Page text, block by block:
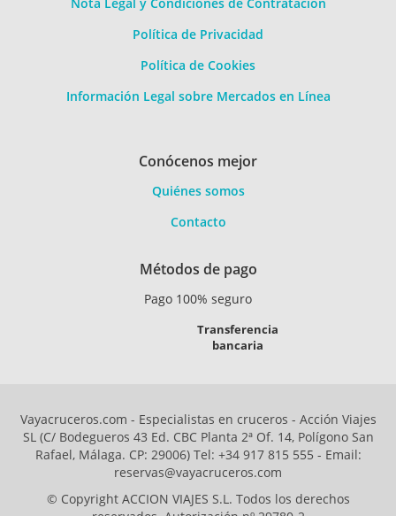
Política de Privacidad
Política de Cookies
Información Legal sobre Mercados en Línea
Conócenos mejor
Quiénes somos
Contacto
Métodos de pago
Pago 100% seguro
Transferencia
bancaria
Vayacruceros.com - Especialistas en cruceros - Acción Viajes
SL (C/ Bodegueros 43 Ed. CBC Planta 2ª Of. 14, Polígono San
Rafael, Málaga. CP: 29006) Tel: +34 917 815 555 - Email:
reservas@vayacruceros.com
© Copyright ACCION VIAJES S.L. Todos los derechos